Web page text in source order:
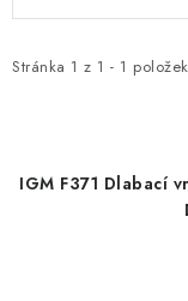
Moje objednávka
i
r
Stránka 1 z 1 - 1
e
p
IGM F371 Dlabací